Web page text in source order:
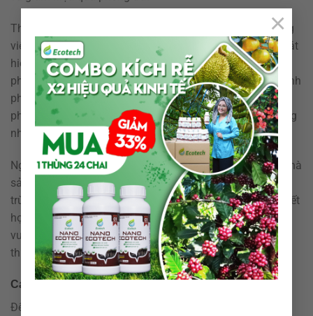
×
Thời điểm phun thuốc cũng đóng vai trò quan trọng trong
việc kiểm soát nấm bệnh. Tốt nhất nên xử lý ngay khi phát
hiện những dấu hiệu đầu tiên của bệnh hoặc thực hiện
phun phòng định kỳ trong mùa mưa – thời điểm nấm bệnh
phát triển mạnh. Khi phun, cần đảm bảo dung dịch được
phủ đều lên cả mặt trên và mặt dưới của lá, thân cây cũng
như khu vực gốc để tiêu diệt bào tử nấm hiệu quả.
Ngoài ra, cần tuân thủ đúng liều lượng khuyến cáo của nhà
sản xuất. Việc tăng liều không giúp tăng hiệu quả phòng
trừ mà còn có thể gây hại cho cây trồng và môi trường. Kết
hợp cùng các biện pháp chăm sóc như tỉa cành, vệ sinh
vườn và bón phân hợp lý sẽ giúp nâng cao hiệu quả của
thuốc trừ nấm.
Các bước phun thuốc đúng kỹ thuật
Để đạt hiệu quả cao khi sử dụng thuốc phòng trừ nấm